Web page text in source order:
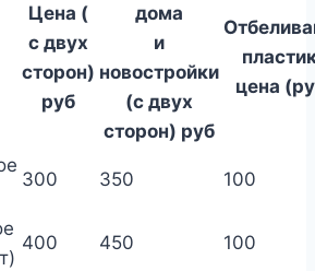
Цена (
с двух
сторон)
руб
дома
и
новостройки
(с двух
сторон) руб
цена
300 350 100
400 450 100